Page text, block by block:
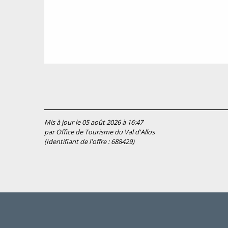
Mis à jour le 05 août 2026 à 16:47
par Office de Tourisme du Val d'Allos
(Identifiant de l'offre :688429)